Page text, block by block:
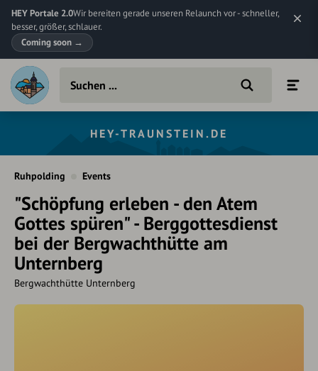
HEY Portale 2.0Wir bereiten gerade unseren Relaunch vor - schneller,
besser, größer, schlauer.
Coming soon →
HEY-TRAUNSTEIN.DE
Ruhpolding Events
"Schöpfung erleben - den Atem
Gottes spüren" - Berggottesdienst
bei der Bergwachthütte am
Unternberg
Bergwachthütte Unternberg